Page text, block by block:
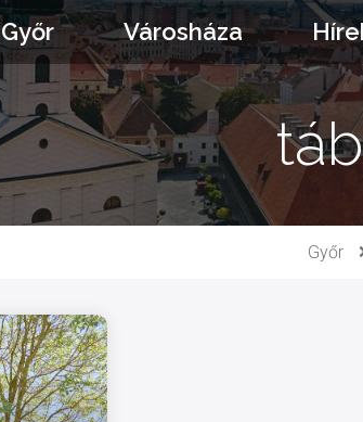
Győr Városháza
Győr